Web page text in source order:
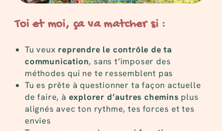
Toi et moi, ça va matcher si :
Tu veux reprendre le contrôle de ta
communication, sans t’imposer des
méthodes qui ne te ressemblent pas
Tu es prête à questionner ta façon actuelle
de faire, à explorer d’autres chemins plus
alignés avec ton rythme, tes forces et tes
envies